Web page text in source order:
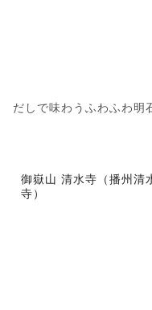
だしで味わうふわふわ明
御嶽山 清水寺（播州清
寺）